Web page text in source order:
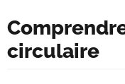
circulaire